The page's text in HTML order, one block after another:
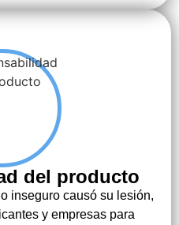
del producto
inseguro causó su lesión,
y empresas para